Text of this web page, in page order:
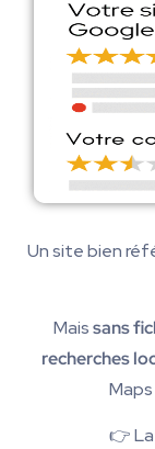
Un site bien
Maissans
recherches
👉